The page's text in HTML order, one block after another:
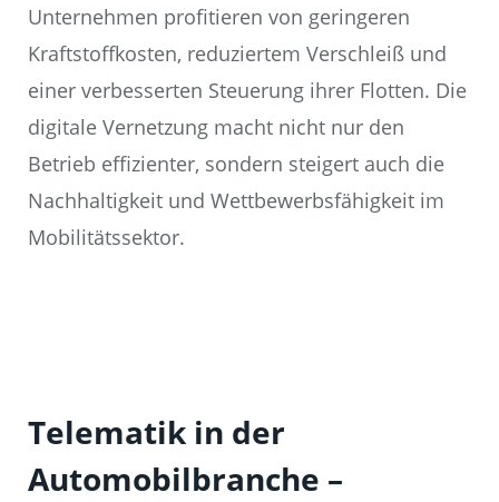
Unternehmen profitieren von geringeren
Kraftstoffkosten, reduziertem Verschleiß und
einer verbesserten Steuerung ihrer Flotten. Die
digitale Vernetzung macht nicht nur den
Betrieb effizienter, sondern steigert auch die
Nachhaltigkeit und Wettbewerbsfähigkeit im
Mobilitätssektor.
Telematik in der
Automobilbranche –